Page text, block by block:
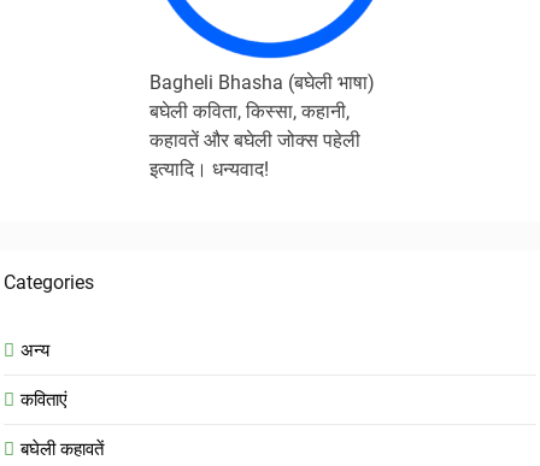
Bagheli Bhasha (बघेली भाषा)
बघेली कविता, किस्सा, कहानी,
कहावतें और बघेली जोक्स पहेली
इत्यादि। धन्यवाद!
Categories
अन्य
कविताएं
बघेली कहावतें